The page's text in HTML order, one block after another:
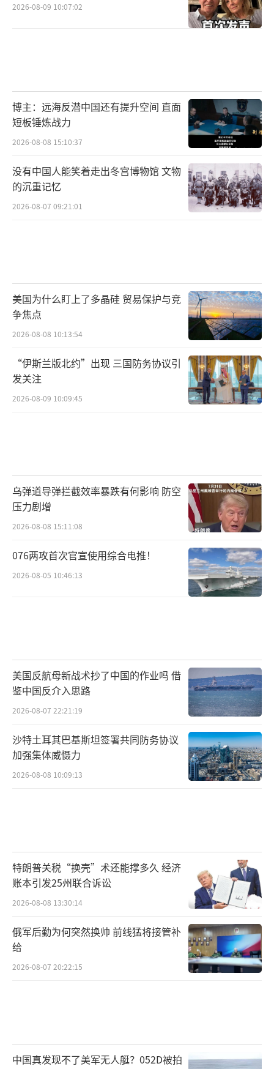
2026-08-09 10:07:02
博主：远海反潜中国还有提升空间 直面
短板锤炼战力
2026-08-08 15:10:37
没有中国人能笑着走出冬宫博物馆 文物
的沉重记忆
2026-08-07 09:21:01
美国为什么盯上了多晶硅 贸易保护与竞
争焦点
2026-08-08 10:13:54
“伊斯兰版北约”出现 三国防务协议引
发关注
2026-08-09 10:09:45
乌弹道导弹拦截效率暴跌有何影响 防空
压力剧增
2026-08-08 15:11:08
076两攻首次官宣使用综合电推！
2026-08-05 10:46:13
美国反航母新战术抄了中国的作业吗 借
鉴中国反介入思路
2026-08-07 22:21:19
沙特土耳其巴基斯坦签署共同防务协议
加强集体威慑力
2026-08-08 10:09:13
特朗普关税“换壳”术还能撑多久 经济
账本引发25州联合诉讼
2026-08-08 13:30:14
俄军后勤为何突然换帅 前线猛将接管补
给
2026-08-07 20:22:15
中国真发现不了美军无人艇？052D被拍